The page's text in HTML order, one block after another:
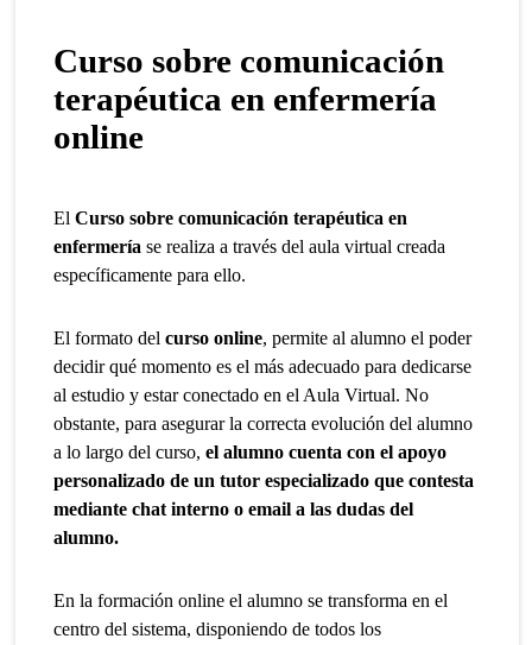
Curso sobre comunicación
terapéutica en enfermería
online
ElCurso sobre comunicación terapéutica en
enfermería se realiza a través del aula virtual creada
específicamente para ello.
El formato delcurso online, permite al alumno el poder
decidir qué momento es el más adecuado para dedicarse
al estudio y estar conectado en el Aula Virtual. No
obstante, para asegurar la correcta evolución del alumno
a lo largo del curso,el alumno cuenta con el apoyo
personalizado de un tutor especializado que contesta
mediante chat interno o email a las dudas del
alumno.
En la formación online el alumno se transforma en el
centro del sistema, disponiendo de todos los